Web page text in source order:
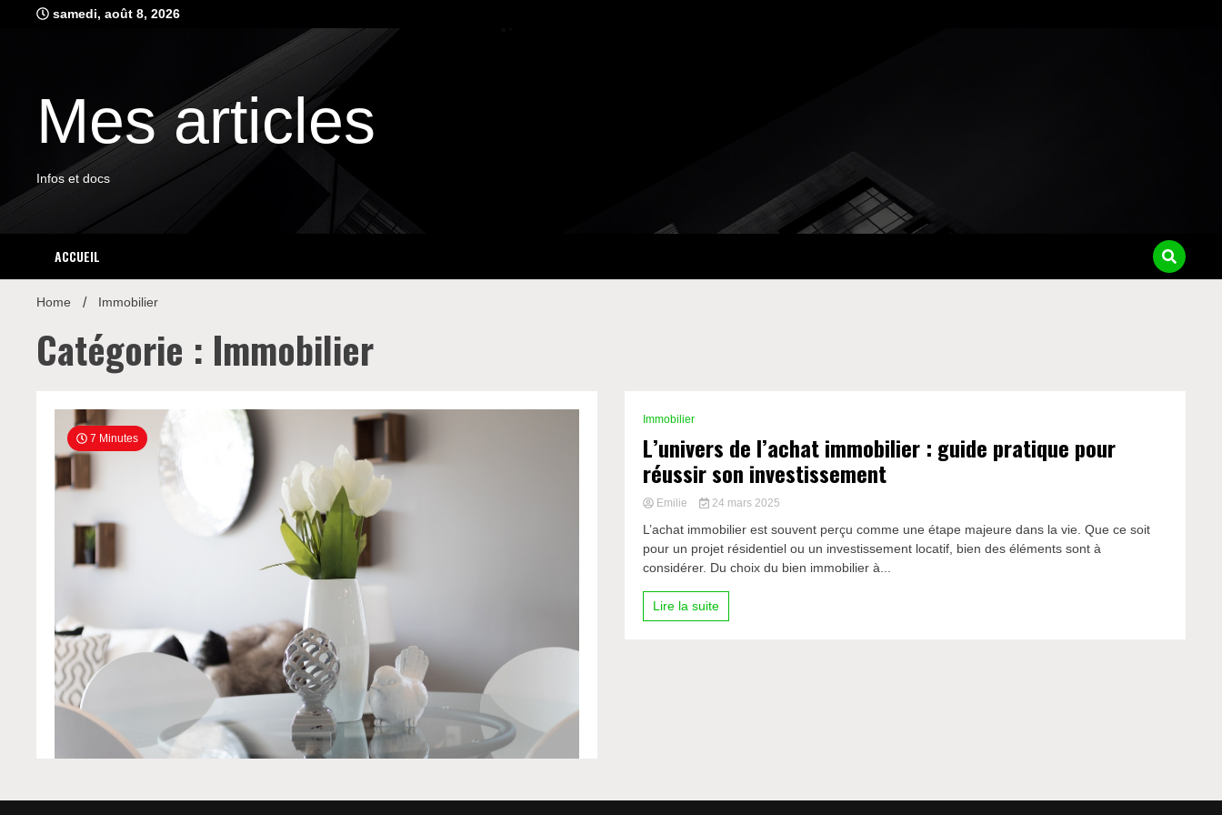
samedi, août 8, 2026
Mes articles
Infos et docs
ACCUEIL
Home Immobilier
Catégorie : Immobilier
7 Minutes
Immobilier
L’univers de l’achat immobilier : guide pratique pour
réussir son investissement
Emilie 24 mars 2025
L’achat immobilier est souvent perçu comme une étape majeure dans la vie. Que ce soit
pour un projet résidentiel ou un investissement locatif, bien des éléments sont à
considérer. Du choix du bien immobilier à...
Lire la suite